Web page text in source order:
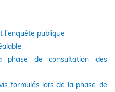
l'enquête publique
de consultation des
formulés lors de la phase de